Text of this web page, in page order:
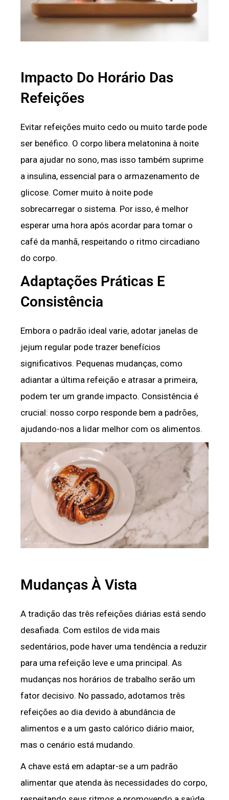
Impacto Do Horário Das
Refeições
Evitar refeições muito cedo ou muito tarde pode
ser benéfico. O corpo libera melatonina à noite
para ajudar no sono, mas isso também suprime
a insulina, essencial para o armazenamento de
glicose. Comer muito à noite pode
sobrecarregar o sistema. Por isso, é melhor
esperar uma hora após acordar para tomar o
café da manhã, respeitando o ritmo circadiano
do corpo.
Adaptações Práticas E
Consistência
Embora o padrão ideal varie, adotar janelas de
jejum regular pode trazer benefícios
significativos. Pequenas mudanças, como
adiantar a última refeição e atrasar a primeira,
podem ter um grande impacto. Consistência é
crucial: nosso corpo responde bem a padrões,
ajudando-nos a lidar melhor com os alimentos.
Mudanças À Vista
A tradição das três refeições diárias está sendo
desafiada. Com estilos de vida mais
sedentários, pode haver uma tendência a reduzir
para uma refeição leve e uma principal. As
mudanças nos horários de trabalho serão um
fator decisivo. No passado, adotamos três
refeições ao dia devido à abundância de
alimentos e a um gasto calórico diário maior,
mas o cenário está mudando.
A chave está em adaptar-se a um padrão
alimentar que atenda às necessidades do corpo,